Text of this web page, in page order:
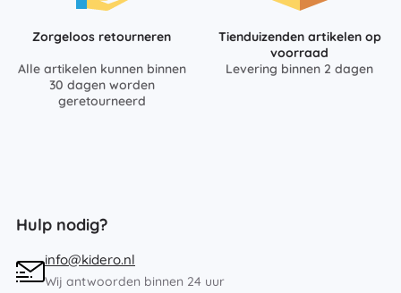
Zorgeloos retourneren
Alle artikelen kunnen binnen
30 dagen worden
geretourneerd
Tienduizenden artikelen op
voorraad
Levering binnen 2 dagen
Hulp nodig?
info@kidero.nl
Wij antwoorden binnen 24 uur